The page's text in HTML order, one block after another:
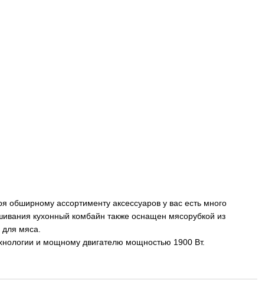
ассортименту аксессуаров у вас есть много
кухонный комбайн также оснащен мясорубкой из
для мяса.
и мощному двигателю мощностью 1900 Вт.